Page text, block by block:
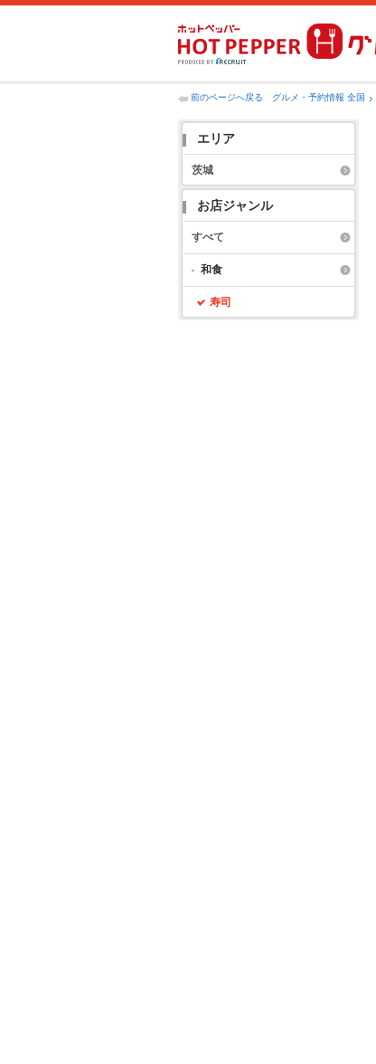
前のページへ戻る グルメ・予約情報 全国
エリア
茨城
お店ジャンル
すべて
和食
寿司